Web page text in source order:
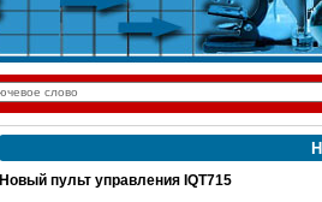
Новый пульт управления IQT715